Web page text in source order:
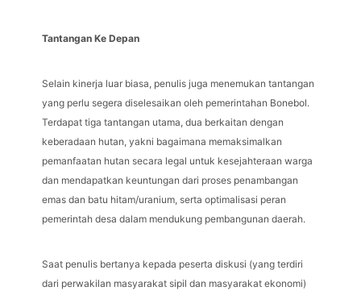
Tantangan Ke Depan
Selain kinerja luar biasa, penulis juga menemukan tantangan
yang perlu segera diselesaikan oleh pemerintahan Bonebol.
Terdapat tiga tantangan utama, dua berkaitan dengan
keberadaan hutan, yakni bagaimana memaksimalkan
pemanfaatan hutan secara legal untuk kesejahteraan warga
dan mendapatkan keuntungan dari proses penambangan
emas dan batu hitam/uranium, serta optimalisasi peran
pemerintah desa dalam mendukung pembangunan daerah.
Saat penulis bertanya kepada peserta diskusi (yang terdiri
dari perwakilan masyarakat sipil dan masyarakat ekonomi)